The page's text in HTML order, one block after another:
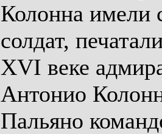
Колонна имели
солдат,
XVI веке
Антонио
Пальяно